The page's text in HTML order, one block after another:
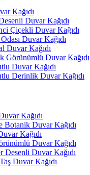
Kağıdı
Duvar Kağıdı
Çiçekli Duvar Kağıdı
Duvar Kağıdı
Duvar Kağıdı
Görünümlü Duvar Kağıdı
Duvar Kağıdı
Derinlik Duvar Kağıdı
Kağıdı
Botanik Duvar Kağıdı
Kağıdı
Duvar Kağıdı
Desenli Duvar Kağıdı
Duvar Kağıdı